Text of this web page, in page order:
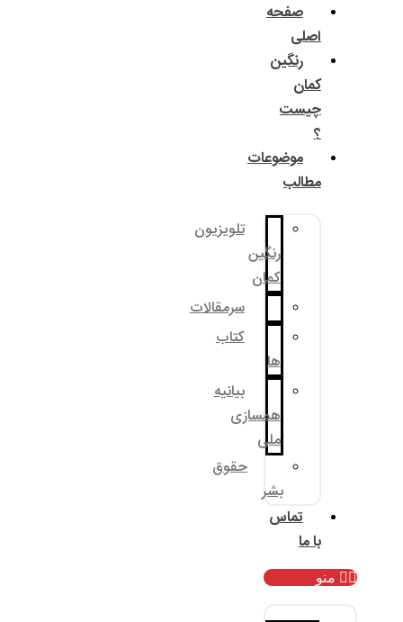
صفحه
اصلی
رنگین
کمان
چیست
؟
موضوعات
مطالب
تلویزیون
رنگین
کمان
سرمقالات
کتاب
ها
بیانیه
همسازی
ملی
حقوق
بشر
تماس
با ما
منو